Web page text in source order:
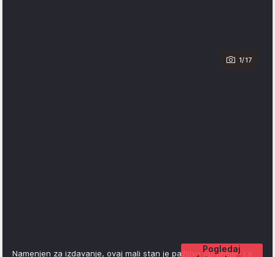
1/17
Pogledaj
Namenjen za izdavanje, ovaj mali stan je pažljivo opremljen i s